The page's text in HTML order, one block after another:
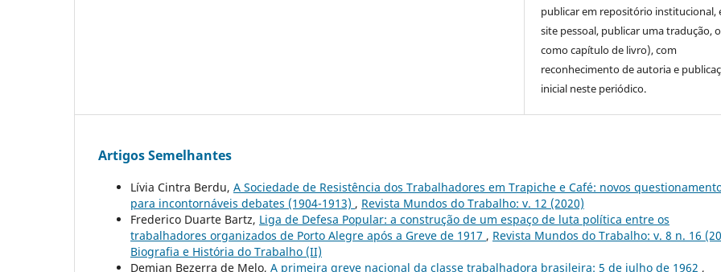
publicar em repositório institucional,
site pessoal, publicar uma tradução,
como capítulo de livro), com
reconhecimento de autoria e
inicial neste periódico.
Artigos Semelhantes
Lívia Cintra Berdu, A Sociedade de Resistência dos Trabalhadores em Trapiche e Café: novos
para incontornáveis debates (1904-1913) , Revista Mundos do Trabalho: v. 12 (2020)
Frederico Duarte Bartz, Liga de Defesa Popular: a construção de um espaço de luta política entre os
trabalhadores organizados de Porto Alegre após a Greve de 1917 , Revista Mundos do Trabalho: v. 8 n. 16
Biografia e História do Trabalho (II)
Demian Bezerra de Melo, A primeira greve nacional da classe trabalhadora brasileira: 5 de julho de 1962 ,